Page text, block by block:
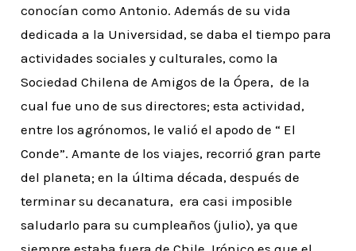
conocían como Antonio. Además de su vida
dedicada a la Universidad, se daba el tiempo para
actividades sociales y culturales, como la
Sociedad Chilena de Amigos de la Ópera, de la
cual fue uno de sus directores; esta actividad,
entre los agrónomos, le valió el apodo de “ El
Conde”. Amante de los viajes, recorrió gran parte
del planeta; en la última década, después de
terminar su decanatura, era casi imposible
saludarlo para su cumpleaños (julio), ya que